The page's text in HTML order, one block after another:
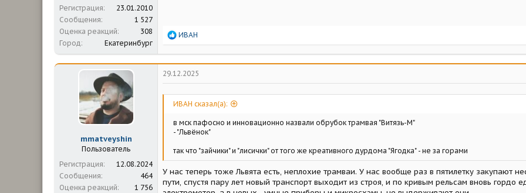
Регистрация
23.01.2010
Сообщения
1 527
Оценка реакций
308
Город
Екатеринбург
Р
а
к
ц
и
:
ИВАН
mmatveyshin
Пользователь
Регистрация
12.08.2024
Сообщения
464
Оценка реакций
1 756
29.12.2025
ИВАН сказал(а):
в мск пафосно и инновационно назвали обрубок трамвая "Витязь-М"
- "Львёнок"
так что "зайчики" и "лисички" от того же креативного дурдома "Ягодка" - не за горами
У нас теперь тоже Львята есть, неплохие трамваи. У нас вообще раз в пятилетку закупают
пути, спустя пару лет новый транспорт выходит из строя, и по кривым рельсам вновь гордо